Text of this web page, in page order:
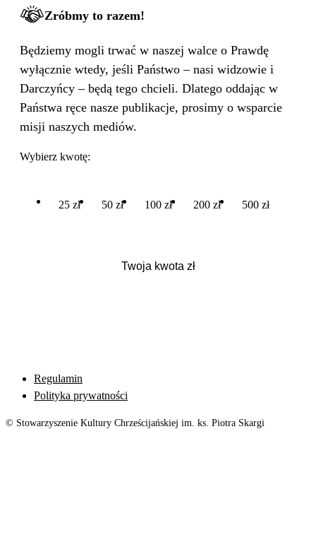
Zróbmy to razem!
Będziemy mogli trwać w naszej walce o Prawdę
wyłącznie wtedy, jeśli Państwo – nasi widzowie i
Darczyńcy – będą tego chcieli. Dlatego oddając w
Państwa ręce nasze publikacje, prosimy o wsparcie
misji naszych mediów.
Wybierz kwotę:
25 zł 50 zł 100 zł 200 zł 500 zł
Regulamin
Polityka prywatności
© Stowarzyszenie Kultury Chrześcijańskiej im. ks. Piotra Skargi